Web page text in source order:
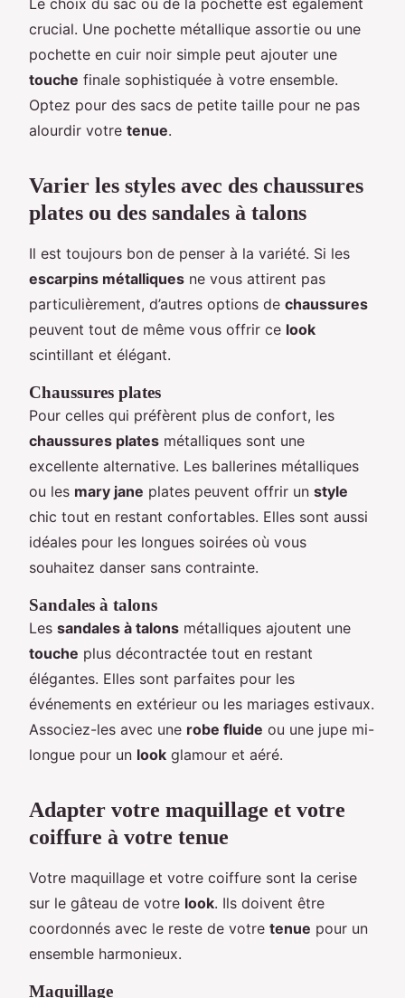
crucial. Une pochette métallique assortie ou une
pochette en cuir noir simple peut ajouter une
touche finale sophistiquée à votre ensemble.
Optez pour des sacs de petite taille pour ne pas
alourdir votre tenue.
Varier les styles avec des chaussures
plates ou des sandales à talons
Il est toujours bon de penser à la variété. Si les
escarpins métalliques ne vous attirent pas
particulièrement, d’autres options de chaussures
peuvent tout de même vous offrir ce look
scintillant et élégant.
Chaussures plates
Pour celles qui préfèrent plus de confort, les
chaussures plates métalliques sont une
excellente alternative. Les ballerines métalliques
ou les mary jane plates peuvent offrir un style
chic tout en restant confortables. Elles sont aussi
idéales pour les longues soirées où vous
souhaitez danser sans contrainte.
Sandales à talons
Les sandales à talons métalliques ajoutent une
touche plus décontractée tout en restant
élégantes. Elles sont parfaites pour les
événements en extérieur ou les mariages estivaux.
Associez-les avec une robe fluide ou une jupe mi-
longue pour un look glamour et aéré.
Adapter votre maquillage et votre
coiffure à votre tenue
Votre maquillage et votre coiffure sont la cerise
sur le gâteau de votre look. Ils doivent être
coordonnés avec le reste de votre tenue pour un
ensemble harmonieux.
Maquillage